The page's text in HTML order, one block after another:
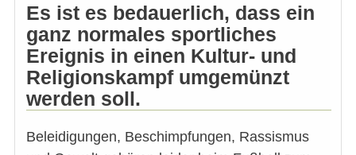
Es ist es bedauerlich, dass ein
ganz normales sportliches
Ereignis in einen Kultur- und
Religionskampf umgemünzt
werden soll.
Beleidigungen, Beschimpfungen, Rassismus